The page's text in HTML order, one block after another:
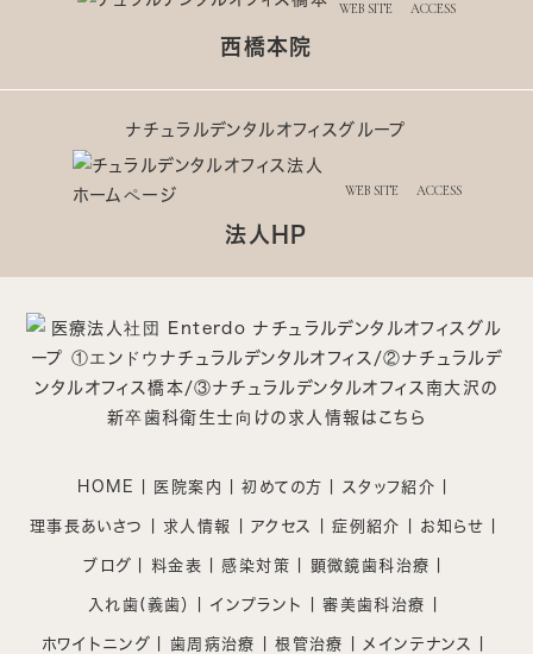
WEB SITE ACCESS
西橋本院
ナチュラルデンタルオフィスグループ
WEB SITE ACCESS
法人HP
HOME 医院案内 初めての方 スタッフ紹介
理事長あいさつ 求人情報 アクセス 症例紹介 お知らせ
ブログ 料金表 感染対策 顕微鏡歯科治療
入れ歯(義歯） インプラント 審美歯科治療
ホワイトニング 歯周病治療 根管治療 メインテナンス